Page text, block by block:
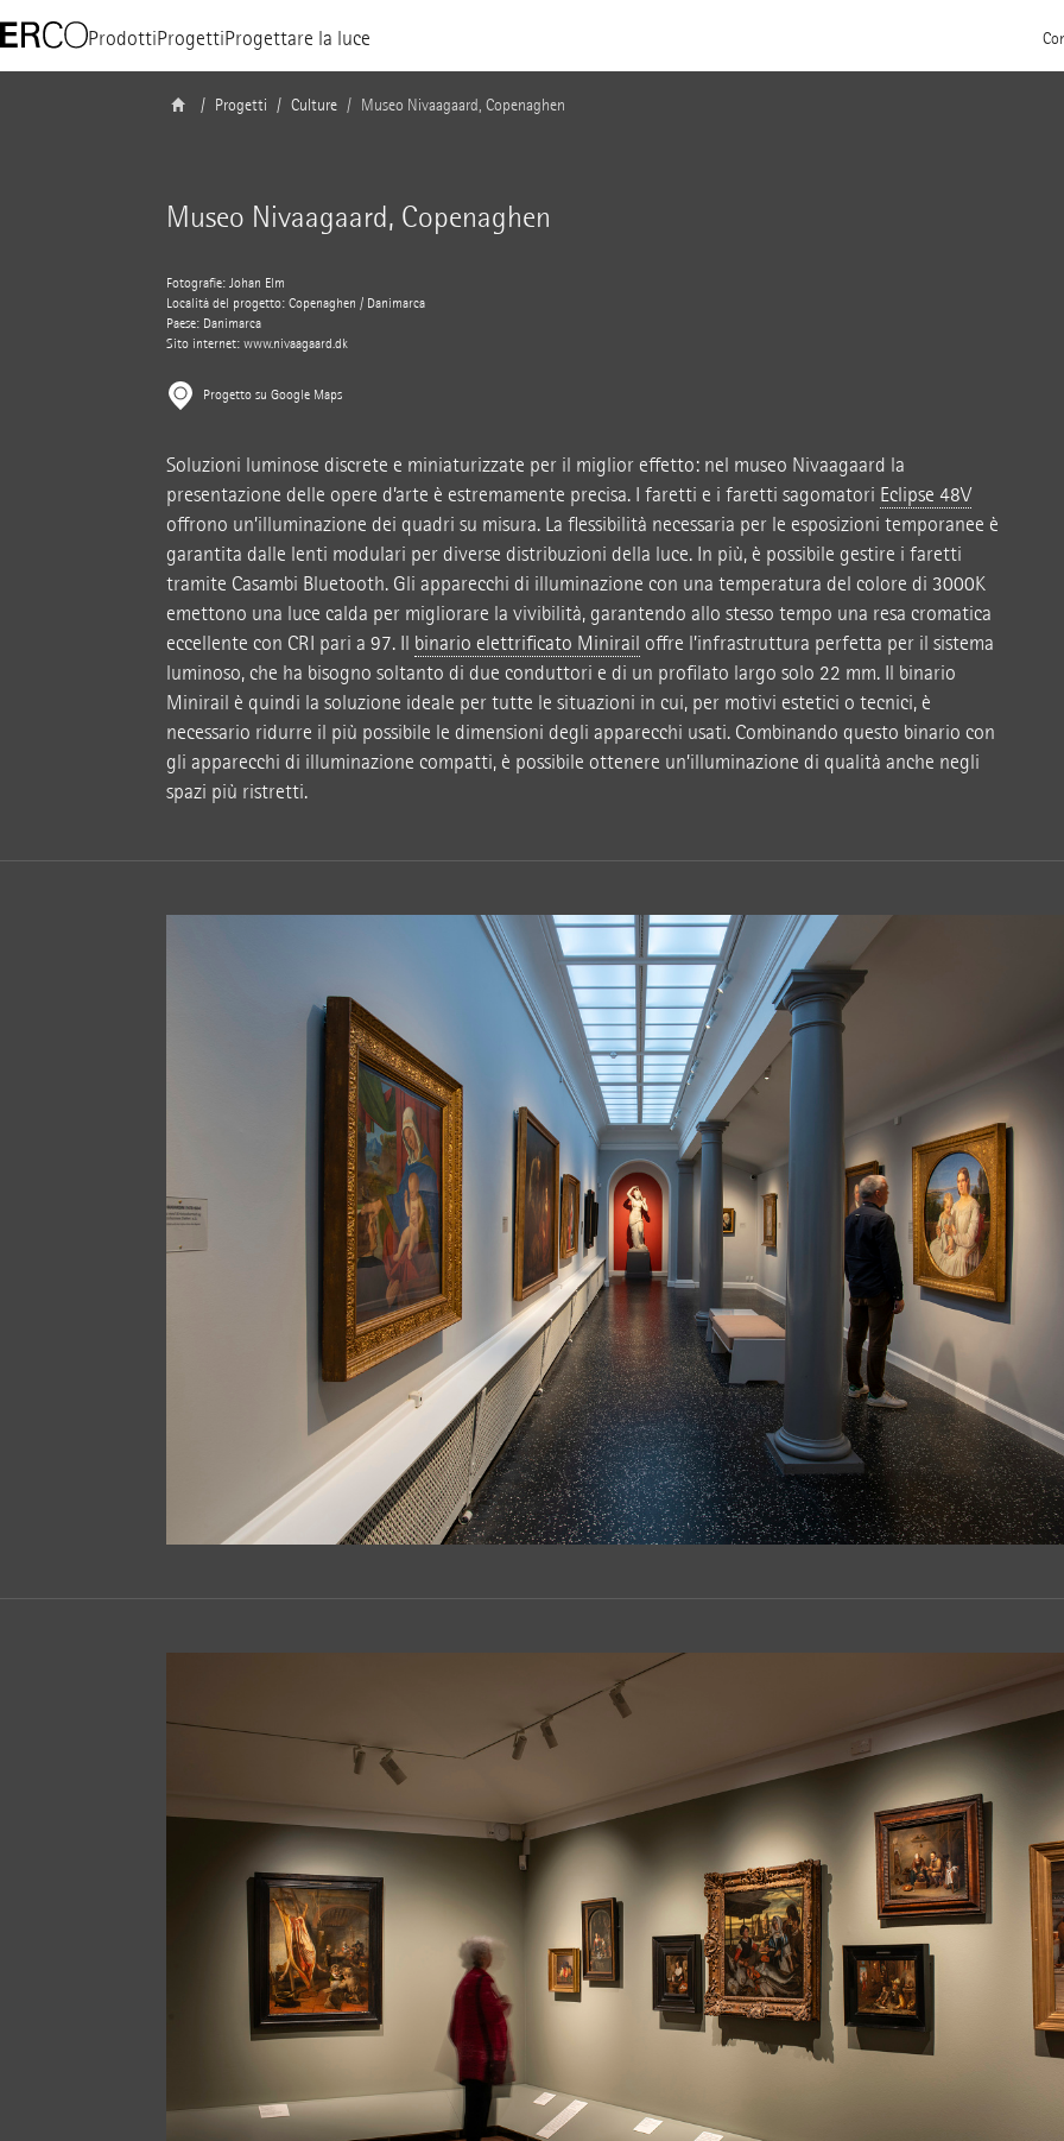
ProdottiProgettiProgettare la luce
Progetti Culture Museo Nivaagaard, Copenaghen
Museo Nivaagaard, Copenaghen
Fotografie: Johan Elm
Località del progetto: Copenaghen / Danimarca
Paese: Danimarca
Sito internet: www.nivaagaard.dk
Progetto su Google Maps
Soluzioni luminose discrete e miniaturizzate per il miglior effetto: nel museo Nivaagaard la
presentazione delle opere d’arte è estremamente precisa. I faretti e i faretti sagomatori Eclipse 48V
offrono un’illuminazione dei quadri su misura. La flessibilità necessaria per le esposizioni temporanee è
garantita dalle lenti modulari per diverse distribuzioni della luce. In più, è possibile gestire i faretti
tramite Casambi Bluetooth. Gli apparecchi di illuminazione con una temperatura del colore di 3000K
emettono una luce calda per migliorare la vivibilità, garantendo allo stesso tempo una resa cromatica
eccellente con CRI pari a 97. Il binario elettrificato Minirail offre l’infrastruttura perfetta per il sistema
luminoso, che ha bisogno soltanto di due conduttori e di un profilato largo solo 22 mm. Il binario
Minirail è quindi la soluzione ideale per tutte le situazioni in cui, per motivi estetici o tecnici, è
necessario ridurre il più possibile le dimensioni degli apparecchi usati. Combinando questo binario con
gli apparecchi di illuminazione compatti, è possibile ottenere un’illuminazione di qualità anche negli
spazi più ristretti.